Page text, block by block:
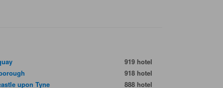
919 hotel
918 hotel
upon Tyne
888 hotel